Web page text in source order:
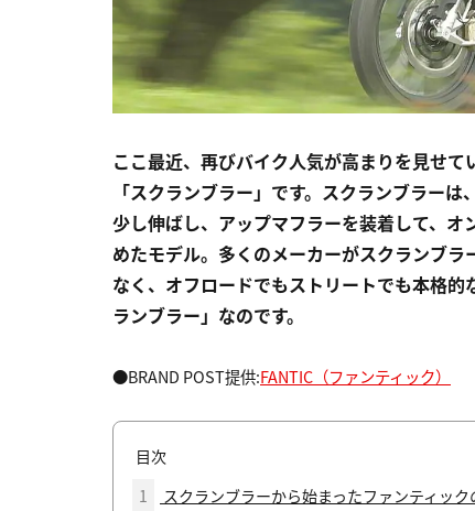
ここ最近、再びバイク人気が高まりを見せ
「スクランブラー」です。スクランブラー
少し伸ばし、アップマフラーを装着して、
めたモデル。多くのメーカーがスクランブ
なく、オフロードでもストリートでも本格
ランブラー」なのです。
●BRAND POST提供:FANTIC（ファンティック）
目次
1
スクランブラーから始まったファンティック